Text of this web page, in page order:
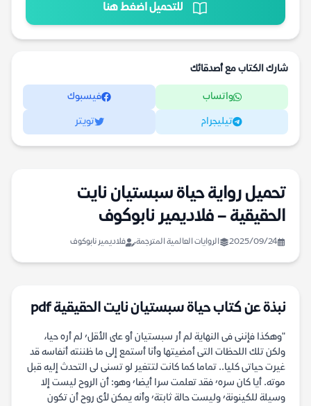
للتحميل اضغط هنا
شارك الكتاب مع أصدقائك
واتساب فيسبوك
تيليجرام تويتر
تحميل رواية حياة سبستيان نايت
الحقيقية – فلاديمير نابوكوف
2025/09/24 الروايات العالمية المترجمة فلاديمير نابوكوف
نبذة عن كتاب حياة سبستيان نايت الحقيقية pdf
"وهكذا فإننى فى النهاية لم أر سبستيان أو على الأقل٬ لم أره حيا،
ولكن تلك اللحظات التى أمضيتها وأنا أستمع إلى ما ظننته أنفاسه قد
غيرت حياتى كليا.. تماما كما كانت لتتغير لو تسنى لى التحدث إليه قبل
موته. أيا كان سره٬ فقد تعلمت سرا أيضا٬ وهو: أن الروح ليست إلا
وسيلة للكينونة٬ وليست حالة ثابتة٬ وأنه يمكن لأى روح أن تكون